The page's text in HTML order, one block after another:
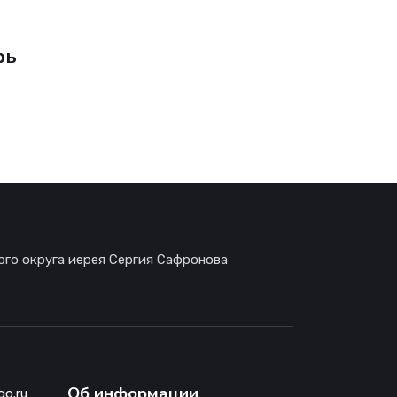
округа иерея Сергия Сафронова